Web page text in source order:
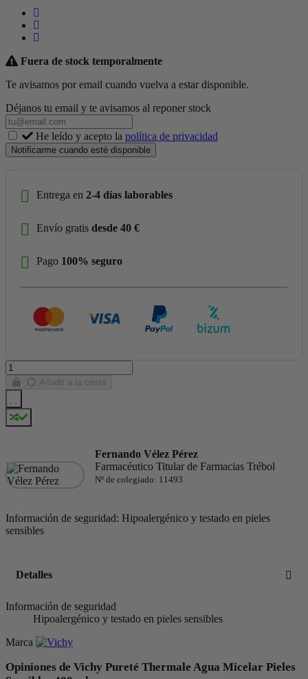
Fuera de stock temporalmente
Te avisamos por email cuando vuelva a estar disponible.
Déjanos tu email y te avisamos al reponer stock
He leído y acepto la política de privacidad
Notificarme cuando esté disponible
Entrega en 2-4 días laborables
Envío gratis desde 40 €
Pago 100% seguro
Añadir a la cesta
Fernando Vélez Pérez
Farmacéutico Titular de Farmacias Trébol
Nº de colegiado: 11493
Información de seguridad: Hipoalergénico y testado en pieles
sensibles
Detalles
Información de seguridad
Hipoalergénico y testado en pieles sensibles
Marca
Opiniones de Vichy Pureté Thermale Agua Micelar Pieles